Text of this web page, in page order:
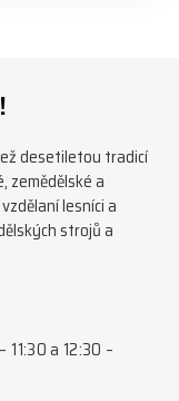
#deitmer
desetiletou tradicí
zemědělské a
lesníci a
strojů a
11:30 a 12:30 –